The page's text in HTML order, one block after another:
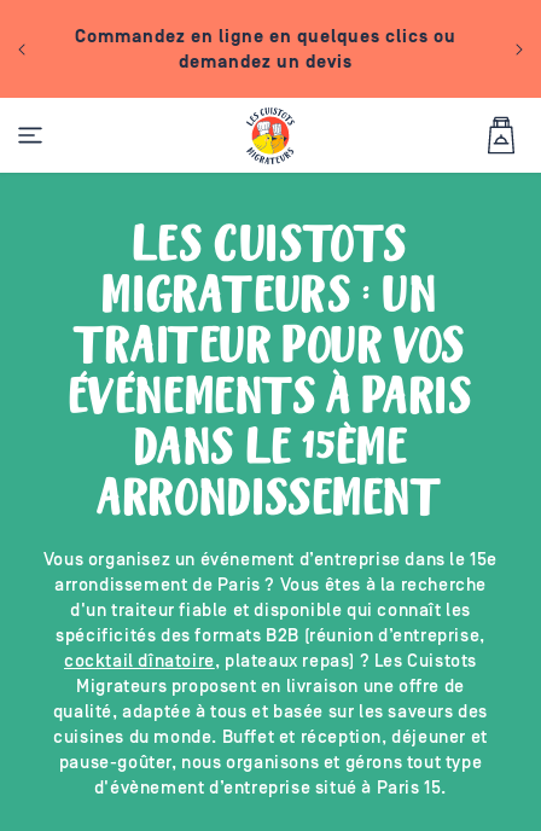
PASSER AU
CONTENUCommandez en ligne en quelques clics ou
demandez un devis
Panier
LES CUISTOTS
MIGRATEURS : UN
TRAITEUR POUR VOS
ÉVÉNEMENTS À PARIS
DANS LE 15ÈME
ARRONDISSEMENT
Vous organisez un événement d’entreprise dans le 15e
arrondissement de Paris ? Vous êtes à la recherche
d'un traiteur fiable et disponible qui connaît les
spécificités des formats B2B (réunion d’entreprise,
cocktail dînatoire, plateaux repas) ? Les Cuistots
Migrateurs proposent en livraison une offre de
qualité, adaptée à tous et basée sur les saveurs des
cuisines du monde. Buffet et réception, déjeuner et
pause-goûter, nous organisons et gérons tout type
d'évènement d’entreprise situé à Paris 15.